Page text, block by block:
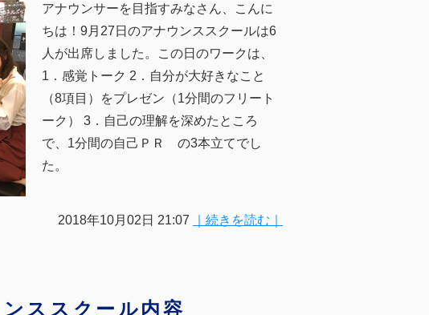
アナウンサーを目指すみなさん、こんに
ちは！9月27日のアナウンススクールは6
人が出席しました。この日のワークは、
1．感覚トーク 2．自分が大好きなこと
（8項目）をプレゼン（1分間のフリート
ーク） 3．自己の理解を深めたところ
で、1分間の自己ＰＲ の3本立てでし
た。
2018年10月02日 21:07 ｜続きを読む｜
ススクール内容